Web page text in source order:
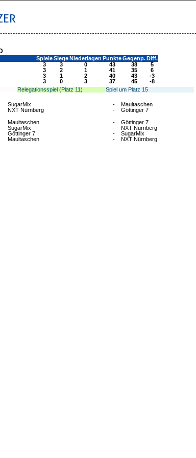
SpieleSiege Niederlagen PunkteGegenp. Diff.
3 3 0 43 38
5
3 2 1 41 35
6
3 1 2 40 43
-3
3 0 3 37 45
-8
Relegationsspiel (Platz 11)
Spiel um Platz 15
SugarMix - Maultaschen
NXT Nürnberg - Göttinger 7
Maultaschen - Göttinger 7
SugarMix - NXT Nürnberg
Göttinger 7 - SugarMix
Maultaschen - NXT Nürnberg